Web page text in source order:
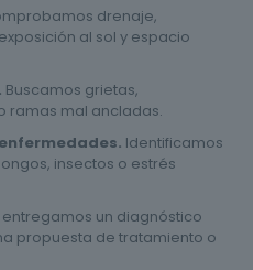
drenaje,
al sol y espacio
Buscamos grietas,
ramas mal ancladas.
Identificamos
insectos o estrés
entregamos un diagnóstico
propuesta de tratamiento o